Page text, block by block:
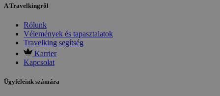
A Travelkingről
Rólunk
Vélemények és tapasztalatok
Travelking segítség
Karrier
Kapcsolat
Ügyfeleink számára